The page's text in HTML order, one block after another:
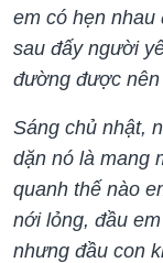
em có hẹn nhau
sau đấy người
đường được nên
Sáng chủ nhật,
dặn nó là mang
quanh thế nào
nới lỏng, đầu
nhưng đầu con